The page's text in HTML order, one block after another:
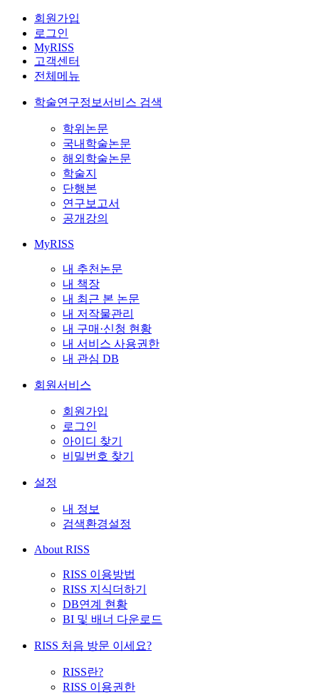
회원가입
로그인
MyRISS
고객센터
전체메뉴
학술연구정보서비스 검색
학위논문
국내학술논문
해외학술논문
학술지
단행본
연구보고서
공개강의
MyRISS
내 추천논문
내 책장
내 최근 본 논문
내 저작물관리
내 구매·신청 현황
내 서비스 사용권한
내 관심 DB
회원서비스
회원가입
로그인
아이디 찾기
비밀번호 찾기
설정
내 정보
검색환경설정
About RISS
RISS 이용방법
RISS 지식더하기
DB연계 현황
BI 및 배너 다운로드
RISS 처음 방문 이세요?
RISS란?
RISS 이용권한